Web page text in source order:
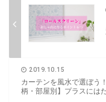
2019.10.15
カーテンを風水で選ぼう
柄・部屋別】プラスにはた